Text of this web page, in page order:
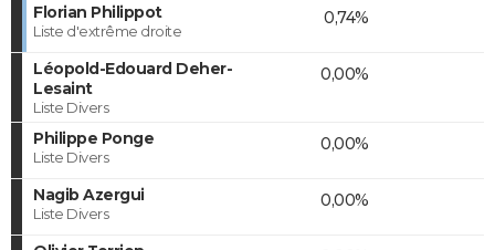
Florian Philippot
Liste d'extrême droite
0,74%
Léopold-Edouard Deher-
Lesaint
Liste Divers
0,00%
Philippe Ponge
Liste Divers
0,00%
Nagib Azergui
Liste Divers
0,00%